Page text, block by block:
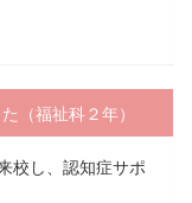
（福祉科２年）
校し、認知症サポ